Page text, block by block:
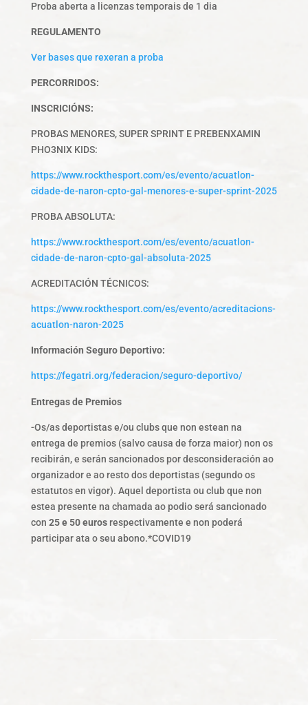
Proba aberta a licenzas temporais de 1 dia
REGULAMENTO
Ver bases que rexeran a proba
PERCORRIDOS:
INSCRICIÓNS:
PROBAS MENORES, SUPER SPRINT E PREBENXAMIN
PHO3NIX KIDS:
https://www.rockthesport.com/es/evento/acuatlon-
cidade-de-naron-cpto-gal-menores-e-super-sprint-2025
PROBA ABSOLUTA:
https://www.rockthesport.com/es/evento/acuatlon-
cidade-de-naron-cpto-gal-absoluta-2025
ACREDITACIÓN TÉCNICOS:
https://www.rockthesport.com/es/evento/acreditacions-
acuatlon-naron-2025
Información Seguro Deportivo:
https://fegatri.org/federacion/seguro-deportivo/
Entregas de Premios
-Os/as deportistas e/ou clubs que non estean na
entrega de premios (salvo causa de forza maior) non os
recibirán, e serán sancionados por desconsideración ao
organizador e ao resto dos deportistas (segundo os
estatutos en vigor). Aquel deportista ou club que non
estea presente na chamada ao podio será sancionado
con 25 e 50 eurosrespectivamente e non poderá
participar ata o seu abono.*COVID19